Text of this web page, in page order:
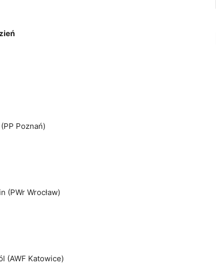
Poznań)
(PWr Wrocław)
(AWF Katowice)